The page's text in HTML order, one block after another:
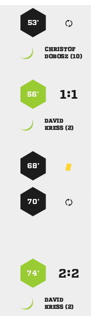
53’

 
:
56’

 
68’
70’
:
74’

 